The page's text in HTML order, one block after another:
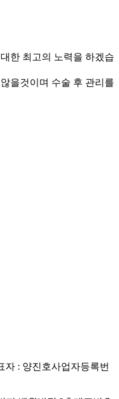
한 최고의 노력을 하겠습
을것이며 수술 후 관리를
자 : 양진호사업자등록번